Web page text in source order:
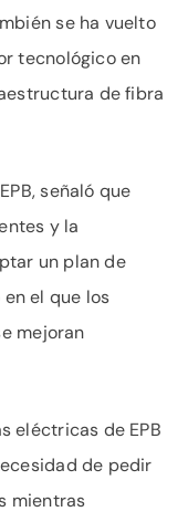
se ha vuelto
tecnológico en
de fibra
señaló que
y la
un plan de
el que los
mejoran
eléctricas de EPB
de pedir
mientras